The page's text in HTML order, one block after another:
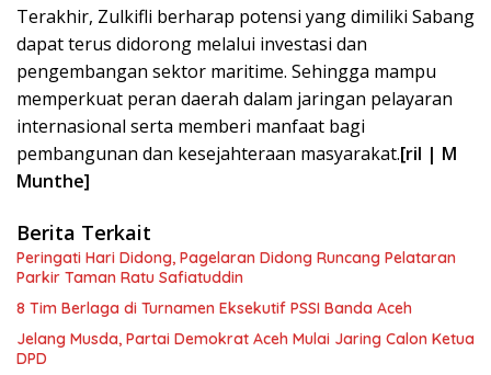
Terakhir, Zulkifli berharap potensi yang dimiliki Sabang
dapat terus didorong melalui investasi dan
pengembangan sektor maritime. Sehingga mampu
memperkuat peran daerah dalam jaringan pelayaran
internasional serta memberi manfaat bagi
pembangunan dan kesejahteraan masyarakat.[ril | M
Munthe]
Berita Terkait
Peringati Hari Didong, Pagelaran Didong Runcang Pelataran
Parkir Taman Ratu Safiatuddin
8 Tim Berlaga di Turnamen Eksekutif PSSI Banda Aceh
Jelang Musda, Partai Demokrat Aceh Mulai Jaring Calon Ketua
DPD